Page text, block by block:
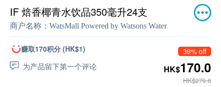
IF 焙香椰青水饮品350毫升24支
商户名称： WatsMall Powered by Watsons Water
赚取170积分 (HK$1)
为产品留下第一个评论
39% off
HK$170.0
HK$279.6